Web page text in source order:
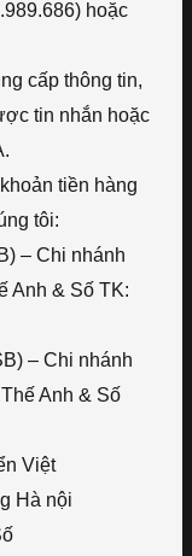
hoặc
cấp thông tin,
tin nhắn hoặc
tiền hàng
tôi:
– Chi nhánh
Anh & Số TK:
– Chi nhánh
Anh & Số
Việt
Hà nội